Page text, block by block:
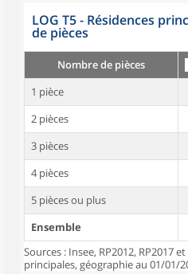
LOG T5 - Résidences
de pièces
Nombre de pièces
1 pièce
2 pièces
3 pièces
4 pièces
5 pièces ou plus
Ensemble
Sources : Insee, RP2012, RP2017
principales, géographie au 01/01/